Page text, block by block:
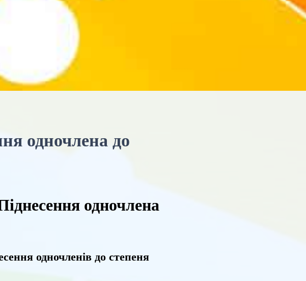
одночлена до
одночлена
одночленів до степеня